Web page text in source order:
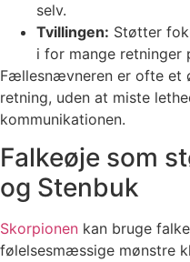
selv.
Tvillingen: Støtter
i for mange retninger
Fællesnævneren er ofte et
retning, uden at miste
kommunikationen.
Falkeøje som
og Stenbuk
Skorpionen kan bruge
følelsesmæssige mønstre